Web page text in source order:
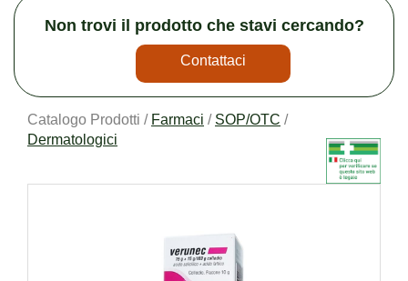
Non trovi il prodotto che stavi cercando?
Contattaci
Catalogo Prodotti / Farmaci / SOP/OTC /
Dermatologici